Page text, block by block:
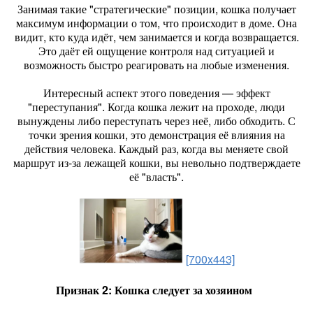
Занимая такие "стратегические" позиции, кошка получает
максимум информации о том, что происходит в доме. Она
видит, кто куда идёт, чем занимается и когда возвращается.
Это даёт ей ощущение контроля над ситуацией и
возможность быстро реагировать на любые изменения.
Интересный аспект этого поведения — эффект
"переступания". Когда кошка лежит на проходе, люди
вынуждены либо переступать через неё, либо обходить. С
точки зрения кошки, это демонстрация её влияния на
действия человека. Каждый раз, когда вы меняете свой
маршрут из-за лежащей кошки, вы невольно подтверждаете
её "власть".
[700x443]
Признак 2: Кошка следует за хозяином